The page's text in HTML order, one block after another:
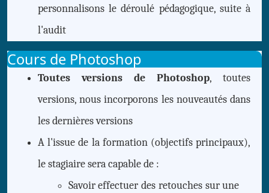
personnalisons le déroulé pédagogique, suite à
l'audit
Cours de Photoshop
Toutes versions de Photoshop, toutes
versions, nous incorporons les nouveautés dans
les dernières versions
A l'issue de la formation (objectifs principaux),
le stagiaire sera capable de :
Savoir effectuer des retouches sur une